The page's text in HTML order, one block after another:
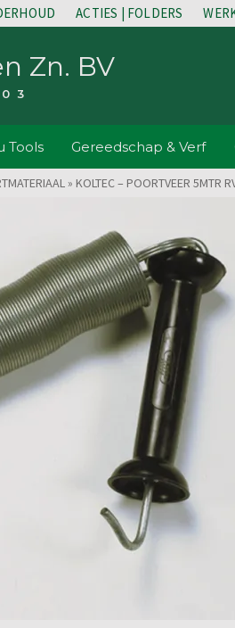
ACTIES | FOLDERS
Zn. BV
Tools Gereedschap & Verf
» KOLTEC – POORTVEER 5MTR